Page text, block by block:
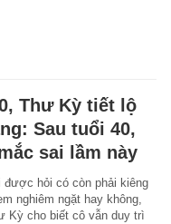
Thư Kỳ tiết lộ
Sau tuổi 40,
sai lầm này
được hỏi có còn phải kiêng
nghiêm ngặt hay không,
Kỳ cho biết cô vẫn duy trì